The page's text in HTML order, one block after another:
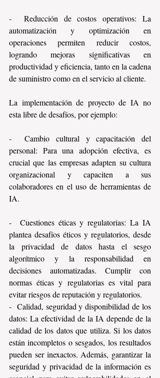
-  Reducción de costos operativos: La
automatización y optimización en
operaciones permiten reducir costos,
logrando mejoras significativas en
productividad y eficiencia, tanto en la cadena
de suministro como en el servicio al cliente.
La implementación de proyecto de IA no
esta libre de desafíos, por ejemplo:
-  Cambio cultural y capacitación del
personal: Para una adopción efectiva, es
crucial que las empresas adapten su cultura
organizacional y capaciten a sus
colaboradores en el uso de herramientas de
IA.
-  Cuestiones éticas y regulatorias: La IA
plantea desafíos éticos y regulatorios, desde
la privacidad de datos hasta el sesgo
algorítmico y la responsabilidad en
decisiones automatizadas. Cumplir con
normas éticas y regulatorias es vital para
evitar riesgos de reputación y regulatorios.
-  Calidad, seguridad y disponibilidad de los
datos: La efectividad de la IA depende de la
calidad de los datos que utiliza. Si los datos
están incompletos o sesgados, los resultados
pueden ser inexactos. Además, garantizar la
seguridad y privacidad de la información es